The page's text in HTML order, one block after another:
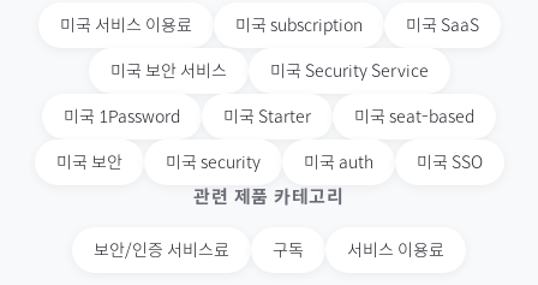
미국 서비스 이용료 미국 subscription 미국 SaaS
미국 보안 서비스 미국 Security Service
미국 1Password 미국 Starter 미국 seat-based
미국 보안 미국 security 미국 auth 미국 SSO
관련 제품 카테고리
보안/인증 서비스료 구독 서비스 이용료